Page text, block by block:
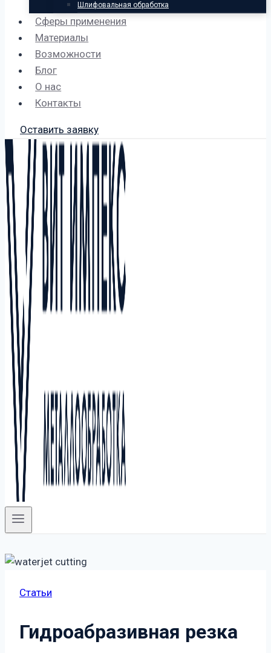
Шлифовальная обработка
Сферы применения
Материалы
Возможности
Блог
О нас
Контакты
Оставить заявку
Статьи
Гидроабразивная резка